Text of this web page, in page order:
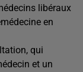
libéraux
en
qui
et un